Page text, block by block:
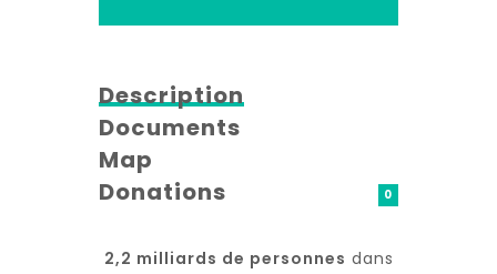
Description
Documents
Map
Donations
0
2,2 milliards de personnes dans